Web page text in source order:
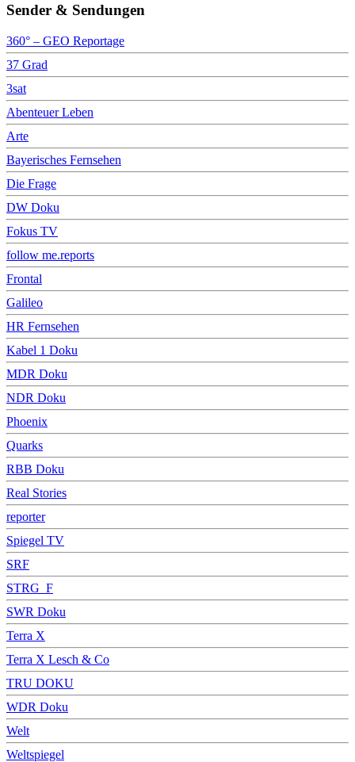
Sender & Sendungen
360° – GEO Reportage
37 Grad
3sat
Abenteuer Leben
Arte
Bayerisches Fernsehen
Die Frage
DW Doku
Fokus TV
follow me.reports
Frontal
Galileo
HR Fernsehen
Kabel 1 Doku
MDR Doku
NDR Doku
Phoenix
Quarks
RBB Doku
Real Stories
reporter
Spiegel TV
SRF
STRG_F
SWR Doku
Terra X
Terra X Lesch & Co
TRU DOKU
WDR Doku
Welt
Weltspiegel